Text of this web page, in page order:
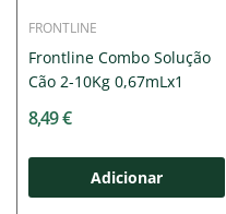
FRONTLINE
Frontline Combo Solução
Cão 2-10Kg 0,67mLx1
8,49 €
Adicionar